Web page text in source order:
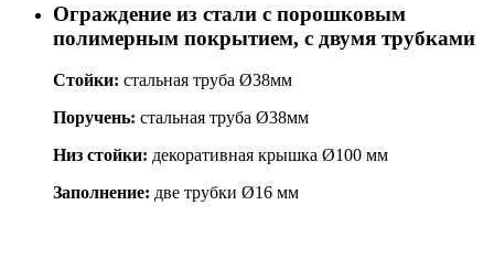
Ограждение из стали с порошковым
полимерным покрытием, с двумя трубками
Стойки: стальная труба Ø38мм
Поручень: стальная труба Ø38мм
Низ стойки: декоративная крышка Ø100 мм
Заполнение: две трубки Ø16 мм